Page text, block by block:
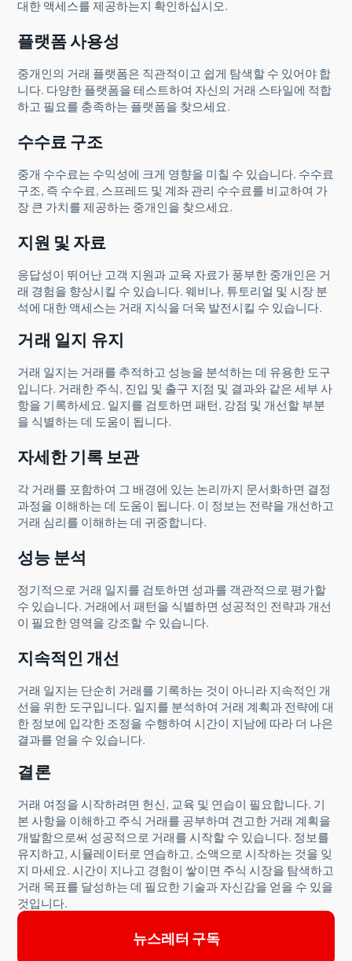
대한 액세스를 제공하는지 확인하십시오.
플랫폼 사용성
중개인의 거래 플랫폼은 직관적이고 쉽게 탐색할 수 있어야 합
니다. 다양한 플랫폼을 테스트하여 자신의 거래 스타일에 적합
하고 필요를 충족하는 플랫폼을 찾으세요.
수수료 구조
중개 수수료는 수익성에 크게 영향을 미칠 수 있습니다. 수수료
구조, 즉 수수료, 스프레드 및 계좌 관리 수수료를 비교하여 가
장 큰 가치를 제공하는 중개인을 찾으세요.
지원 및 자료
응답성이 뛰어난 고객 지원과 교육 자료가 풍부한 중개인은 거
래 경험을 향상시킬 수 있습니다. 웨비나, 튜토리얼 및 시장 분
석에 대한 액세스는 거래 지식을 더욱 발전시킬 수 있습니다.
거래 일지 유지
거래 일지는 거래를 추적하고 성능을 분석하는 데 유용한 도구
입니다. 거래한 주식, 진입 및 출구 지점 및 결과와 같은 세부 사
항을 기록하세요. 일지를 검토하면 패턴, 강점 및 개선할 부분
을 식별하는 데 도움이 됩니다.
자세한 기록 보관
각 거래를 포함하여 그 배경에 있는 논리까지 문서화하면 결정
과정을 이해하는 데 도움이 됩니다. 이 정보는 전략을 개선하고
거래 심리를 이해하는 데 귀중합니다.
성능 분석
정기적으로 거래 일지를 검토하면 성과를 객관적으로 평가할
수 있습니다. 거래에서 패턴을 식별하면 성공적인 전략과 개선
이 필요한 영역을 강조할 수 있습니다.
지속적인 개선
거래 일지는 단순히 거래를 기록하는 것이 아니라 지속적인 개
선을 위한 도구입니다. 일지를 분석하여 거래 계획과 전략에 대
한 정보에 입각한 조정을 수행하여 시간이 지남에 따라 더 나은
결과를 얻을 수 있습니다.
결론
거래 여정을 시작하려면 헌신, 교육 및 연습이 필요합니다. 기
본 사항을 이해하고 주식 거래를 공부하며 견고한 거래 계획을
개발함으로써 성공적으로 거래를 시작할 수 있습니다. 정보를
유지하고, 시뮬레이터로 연습하고, 소액으로 시작하는 것을 잊
지 마세요. 시간이 지나고 경험이 쌓이면 주식 시장을 탐색하고
거래 목표를 달성하는 데 필요한 기술과 자신감을 얻을 수 있을
것입니다.
뉴스레터 구독